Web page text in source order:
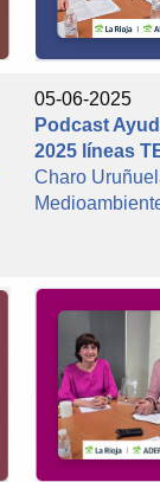
05-06-2025
Podcast
2025 líneas
Charo